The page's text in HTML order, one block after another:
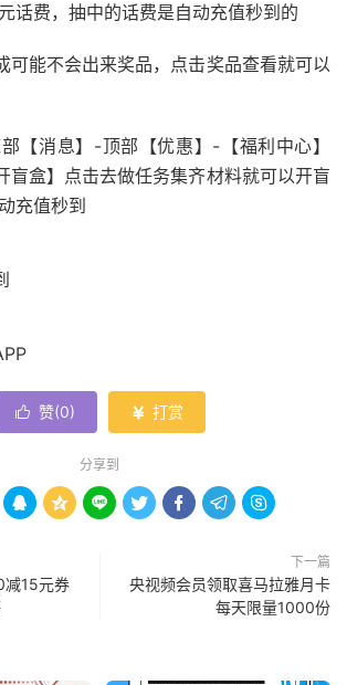
话费，抽中的话费是自动充值秒到的
可能不会出来奖品，点击奖品查看就可以
【消息】-顶部【优惠】-【福利中心】
盲盒】点击去做任务集齐材料就可以开盲
充值秒到
 赞(0)  打赏
分享到
      
减15元券
下一篇
央视频会员领取喜马拉雅月卡
每天限量1000份